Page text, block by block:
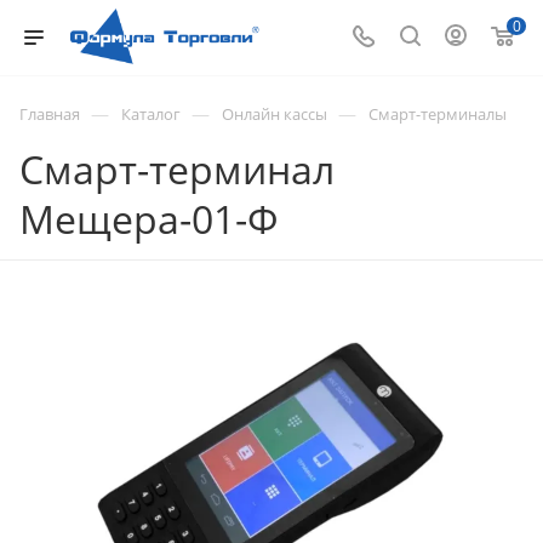
0
Главная — Каталог — Онлайн кассы — Смарт-терминалы
Смарт-терминал
Мещера-01-Ф